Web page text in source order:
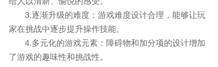
3.逐渐升级的难度：游戏难度设计合理，能够让玩
家在挑战中逐步提升操作技能。
4.多元化的游戏元素：障碍物和加分项的设计增加
了游戏的趣味性和挑战性。